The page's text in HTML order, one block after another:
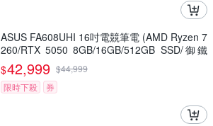
ASUS FA608UHI 16吋電競筆電 (AMD Ryzen 7
260/RTX 5050 8GB/16GB/512GB SSD/御鐵
灰/TUF Gaming A16)
$42,999 $44,999
限時下殺
券